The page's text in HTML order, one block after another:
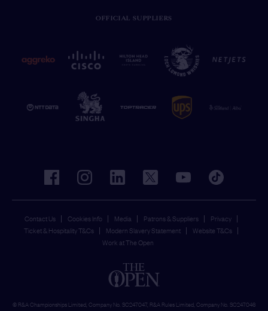
OFFICIAL SUPPLIERS
Contact Us Cookies Info Media Patrons & Suppliers
Privacy
Ticket & Hospitality T&Cs
Modern Slavery Statement
Website T&Cs
Work at The Open
facebookinstagramlinkedin twitter youtube tiktok
© R&A Championships Limited, Company No. SC247047, R&A Rules Limited, Company No. SC247046